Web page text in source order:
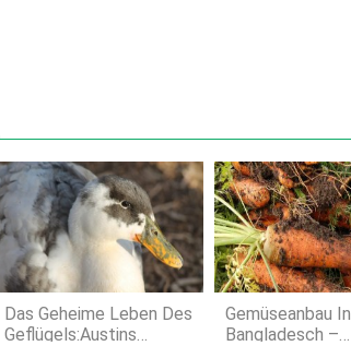
Das Geheime Leben Des
Geflügels:Austins
Gemüseanbau In
Bangladesch –